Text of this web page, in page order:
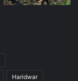
Haridwar